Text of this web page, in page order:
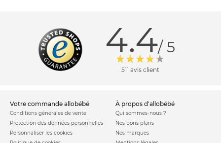
4.4/ 5
511 avis client
votre commande allobébé
Conditions générales de vente
Protection des données personnelles
Personnaliser les cookies
à propos d'allobébé
Qui sommes-nous ?
Nos bons plans
Nos marques